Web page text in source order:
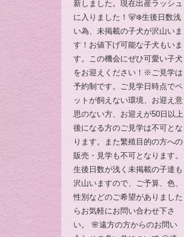
新しました。現在出産ラッシュ
に入りました！🐻‍❄️生後日数浅
い為、未掲載の子犬が沢山いま
す！お値下げ可能な子犬もいま
す。この機会にぜひ可愛い子犬
をお迎えください！※ご見学は
予約制です。ご見学日時点でペ
ットが飼えない環境、お迎え意
思のない方、お迎えが50日以上
後になる方のご見学は不可とな
ります。また繁殖目的の方への
販売・見学も不可となります。
生後日数が浅く未掲載の子達も
沢山いますので、ご予算、色、
性別などのご希望がありました
らお気軽にお問い合わせ下さ
い。 🌸遠方の方からのお問い